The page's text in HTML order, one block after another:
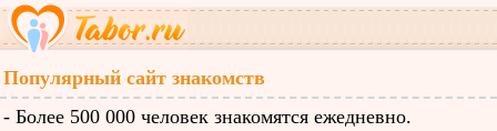
Популярный сайт знакомств
- Более 500 000 человек знакомятся ежедневно.